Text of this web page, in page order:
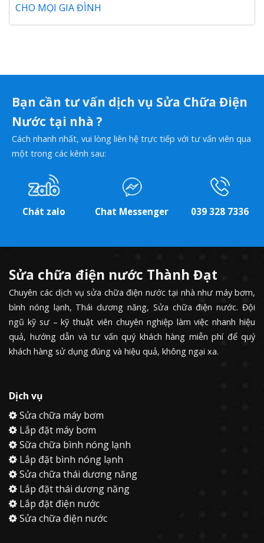
CHO MỌI GIA ĐÌNH
Bạn cần tư vấn dịch vụ Sửa Chữa Điện
Nước tại nhà ?
Cách nhanh nhất, vui lòng liên hệ trực tiếp với tư vấn viên qua
một trong các kênh sau:
Chát zalo Chat Messenger 039 328 7336
Sửa chữa điện nước Thành Đạt
Chuyên các dịch vụ sửa chữa điện nước tại nhà như máy bơm,
bình nóng lạnh, Thái dương năng, Sửa chữa điện nước. Đội
ngũ kỹ sư – kỹ thuật viên chuyên nghiệp làm việc nhanh hiệu
quả, hướng dẫn và tư vấn quý khách hàng miễn phí để quý
khách hàng sử dụng đúng và hiệu quả, không ngại xa.
Dịch vụ
Sửa chữa máy bơm
Lắp đặt máy bơm
Sữa chữa bình nóng lạnh
Lắp đặt bình nóng lạnh
Sửa chữa thái dương năng
Lắp đặt thái dương năng
Lắp đặt điện nước
Sửa chữa điện nước